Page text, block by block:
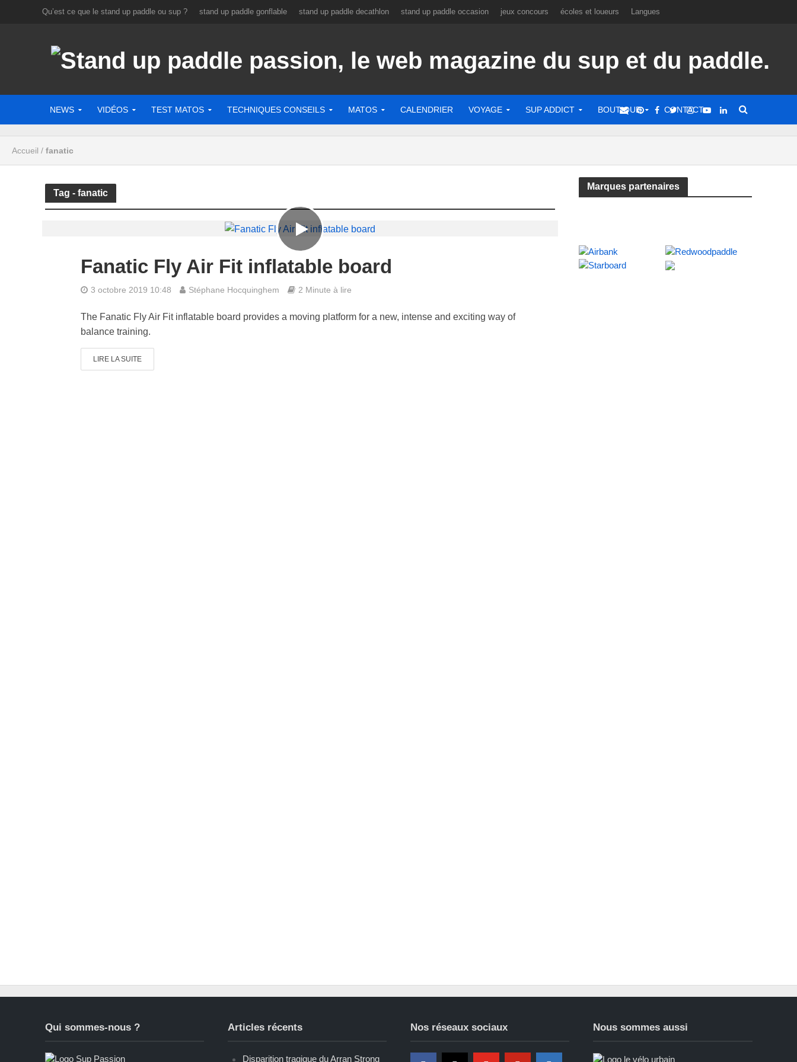
Qu’est ce que le stand up paddle ou sup ? stand up paddle gonflable stand up paddle decathlon stand up paddle occasion jeux concours écoles et loueurs Langues
NEWS VIDÉOS TEST MATOS TECHNIQUES CONSEILS MATOS CALENDRIER VOYAGE SUP ADDICT BOUTIQUE CONTACT
Accueil / fanatic
Tag - fanatic
Fanatic Fly Air Fit inflatable board
3 octobre 2019 10:48 Stéphane Hocquinghem 2 Minute à lire
The Fanatic Fly Air Fit inflatable board provides a moving platform for a new, intense and exciting way of
balance training.
LIRE LA SUITE
Marques partenaires
Qui sommes-nous ? Articles récents
Disparition tragique du Arran Strong
Nos réseaux sociaux Nous sommes aussi